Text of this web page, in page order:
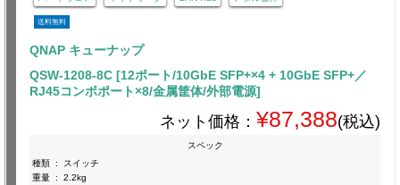
送料無料
QNAP キューナップ
QSW-1208-8C [12ポート/10GbE SFP+×4 + 10GbE SFP+／
RJ45コンボポート×8/金属筐体/外部電源]
ネット価格： ¥87,388(税込)
スペック
種類 :
スイッチ
重量 : 2.2kg